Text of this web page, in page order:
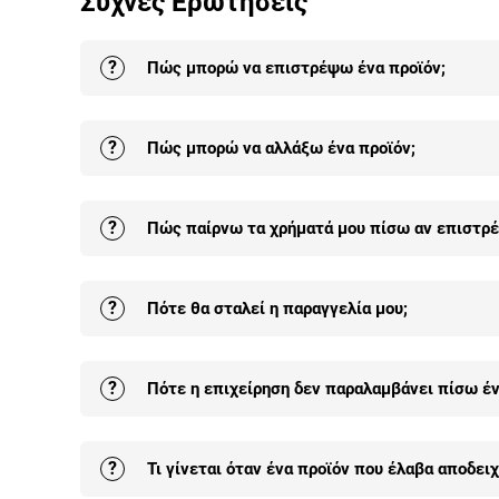
για
? Πώς μπορώ να επιστρέψω ένα προϊόν;
παραλαβή της.Αναλυτικά εδώ.
? Πώς μπορώ να αλλάξω ένα προϊόν;
αλλαγή είναι δωρεάν για κάθε παραγγελία.
? Πώς παίρνω τα χρήματά μου πίσω αν
κατάθεση του ποσού θα γίνει στον τραπεζικό
? Πότε θα σταλεί η παραγγελία μου;
που ολοκληρώθηκε η παραγγελία.
? Πότε η επιχείρηση δεν παραλαμβάνει πίσω
? Τι γίνεται όταν ένα προϊόν που έλαβα